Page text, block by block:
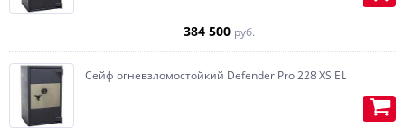
384 500 руб.
Сейф огневзломостойкий Defender Pro 228 XS EL